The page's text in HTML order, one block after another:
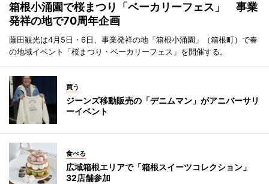
箱根小涌園で桜まつり「ベーカリーフェス」 事業
発祥の地で70周年企画
藤田観光は4月5日・6日、事業発祥の地「箱根小涌園」（箱根町）で春
の地域イベント「桜まつり・ベーカリーフェス」を開催する。
買う
ジーンズ移動販売の「デニムマン」がアニバーサリ
ーイベント
食べる
広域箱根エリアで「箱根スイーツコレクション」
32店舗参加